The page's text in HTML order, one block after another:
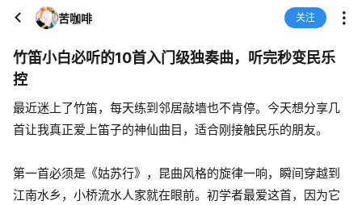
苦咖啡 关注
竹笛小白必听的10首入门级独奏曲，听完秒变民乐
控
最近迷上了竹笛，每天练到邻居敲墙也不肯停。今天想分享几
首让我真正爱上笛子的神仙曲目，适合刚接触民乐的朋友。
第一首必须是《姑苏行》，昆曲风格的旋律一响，瞬间穿越到
江南水乡，小桥流水人家就在眼前。初学者最爱这首，因为它